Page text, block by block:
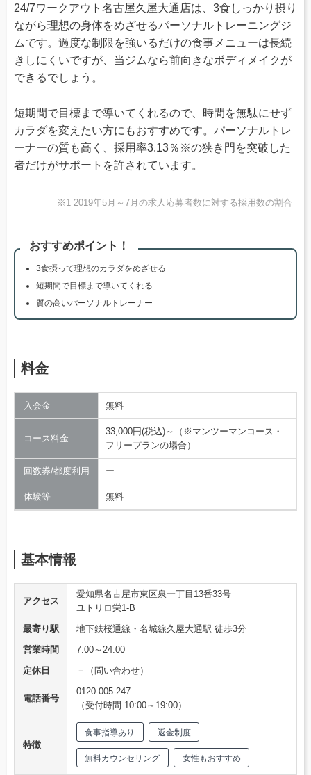
24/7ワークアウト名古屋久屋大通店は、3食しっかり摂り
ながら理想の身体をめざせるパーソナルトレーニングジ
ムです。過度な制限を強いるだけの食事メニューは長続
きしにくいですが、当ジムなら前向きなボディメイクが
できるでしょう。
短期間で目標まで導いてくれるので、時間を無駄にせず
カラダを変えたい方にもおすすめです。パーソナルトレ
ーナーの質も高く、採用率3.13％※の狭き門を突破した
者だけがサポートを許されています。
※1 2019年5月～7月の求人応募者数に対する採用数の割合
おすすめポイント！
3食摂って理想のカラダをめざせる
短期間で目標まで導いてくれる
質の高いパーソナルトレーナー
料金
入会金 無料
コース料金
33,000円(税込)～（※マンツーマンコース・
フリープランの場合）
回数券/都度利用 ー
体験等 無料
基本情報
アクセス
愛知県名古屋市東区泉一丁目13番33号
ユトリロ栄1-B
最寄り駅
地下鉄桜通線・名城線久屋大通駅 徒歩3分
営業時間
7:00～24:00
定休日
－（問い合わせ）
電話番号
0120-005-247
（受付時間 10:00～19:00）
特徴
食事指導あり 返金制度
無料カウンセリング 女性もおすすめ